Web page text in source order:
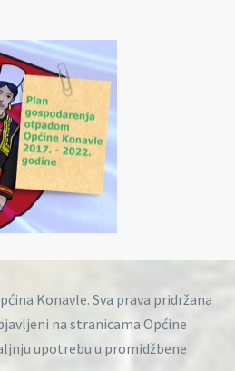
Konavle. Sva prava pridržana
na stranicama Općine
upotrebu u promidžbene